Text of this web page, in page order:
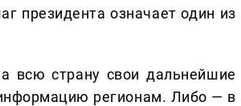
президента означает один из
всю страну свои дальнейшие
регионам. Либо — в